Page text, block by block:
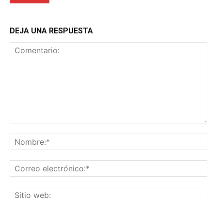
DEJA UNA RESPUESTA